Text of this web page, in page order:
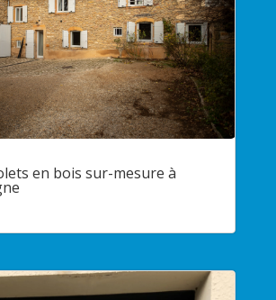
en bois sur-mesure à